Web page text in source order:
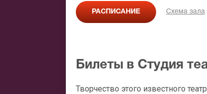
РАСПИСАНИЕ Схема зала
Билеты в Студия
Творчество этого известного